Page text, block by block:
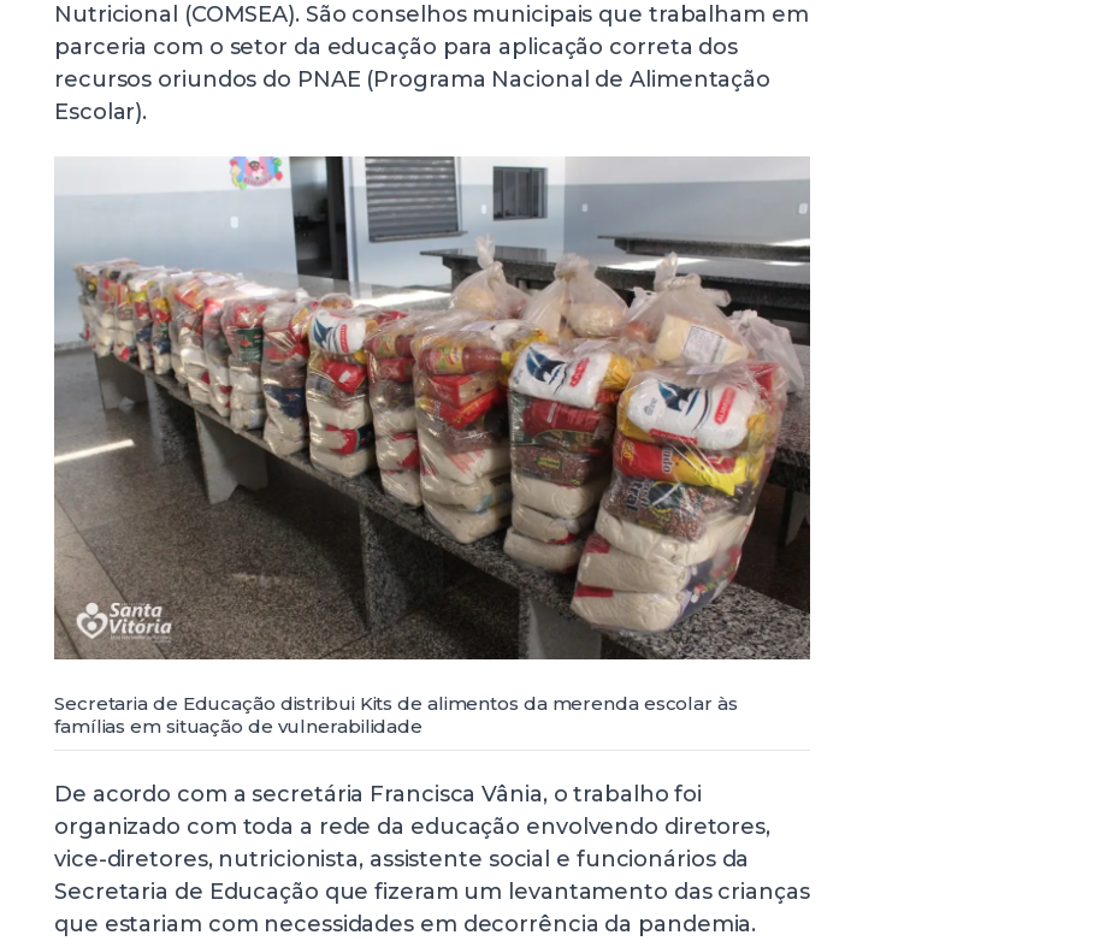
Nutricional (COMSEA). São conselhos municipais que trabalham em
parceria com o setor da educação para aplicação correta dos
recursos oriundos do PNAE (Programa Nacional de Alimentação
Escolar).
Secretaria de Educação distribui Kits de alimentos da merenda escolar às
famílias em situação de vulnerabilidade
De acordo com a secretária Francisca Vânia, o trabalho foi
organizado com toda a rede da educação envolvendo diretores,
vice-diretores, nutricionista, assistente social e funcionários da
Secretaria de Educação que fizeram um levantamento das crianças
que estariam com necessidades em decorrência da pandemia.